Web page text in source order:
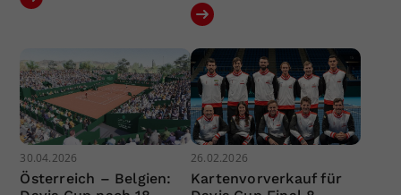
30.04.2026
Österreich – Belgien:
26.02.2026
Kartenvorverkauf für